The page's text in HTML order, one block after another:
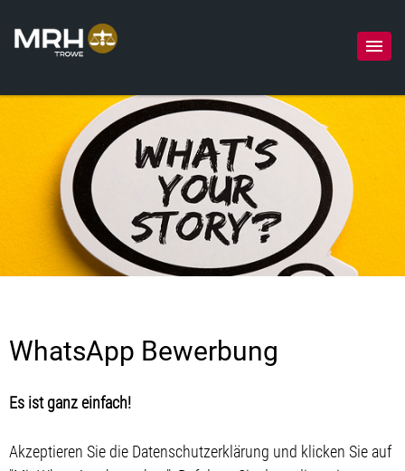
WhatsApp Bewerbung
Es ist ganz einfach!
Akzeptieren Sie die Datenschutzerklärung und klicken Sie auf